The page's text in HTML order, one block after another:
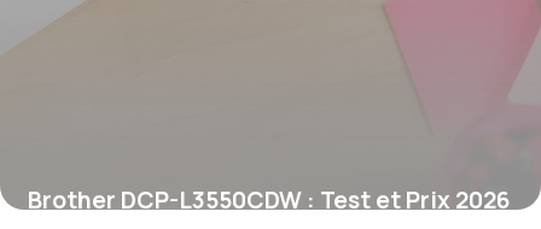
Brother DCP-L3550CDW : Test et Prix 2026